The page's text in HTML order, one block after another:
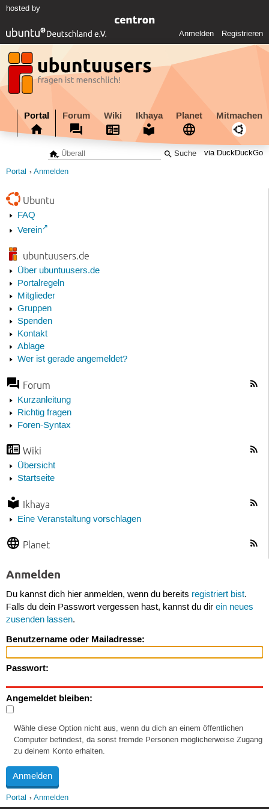
hosted by
Anmelden Registrieren
Portal Forum Wiki Ikhaya Planet Mitmachen
via DuckDuckGo
Portal Anmelden
Ubuntu
FAQ
Verein
ubuntuusers.de
Über ubuntuusers.de
Portalregeln
Mitglieder
Gruppen
Spenden
Kontakt
Ablage
Wer ist gerade angemeldet?
Forum
Kurzanleitung
Richtig fragen
Foren-Syntax
Wiki
Übersicht
Startseite
Ikhaya
Eine Veranstaltung vorschlagen
Planet
Anmelden
Du kannst dich hier anmelden, wenn du bereits registriert bist.
Falls du dein Passwort vergessen hast, kannst du dir ein neues
zusenden lassen.
Benutzername oder Mailadresse:
Passwort:
Angemeldet bleiben:
Wähle diese Option nicht aus, wenn du dich an einem öffentlichen
Computer befindest, da sonst fremde Personen möglicherweise Zugang
zu deinem Konto erhalten.
Portal Anmelden